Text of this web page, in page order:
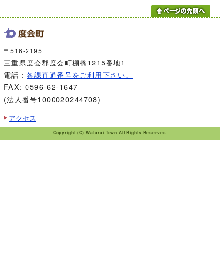
〒516-2195
三重県度会郡度会町棚橋1215番地1
電話：各課直通番号をご利用下さい。
FAX: 0596-62-1647
(法人番号1000020244708)
アクセス
Copyright (C) Watarai Town All Rights Reserved.